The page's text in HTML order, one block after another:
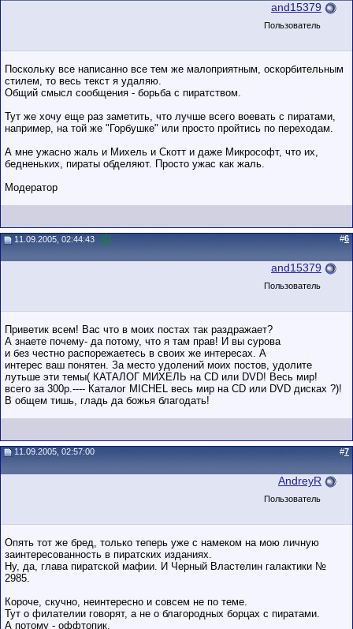
and15379
Пользователь
Поскольку все написанно все тем же малоприятным, оскорбительным
стилем, то весь текст я удаляю.
Общий смысл сообщения - борьба с пиратством.
Тут же хочу еще раз заметить, что лучше всего воевать с пиратами,
например, на той же "Горбушке" или просто пройтись по переходам.
А мне ужасно жаль и Михель и Скотт и даже Микрософт, что их,
бедненьких, пираты обделяют. Просто ужас как жаль.
Модератор
11.09.2005, 02:44:43 #6
and15379
Пользователь
Приветик всем! Вас что в моих постах так раздражает?
А знаете почему- да потому, что я там прав! И вы сурова
и без честно распорежаетесь в своих же интересах. А
интерес ваш понятен. За место удолений моих постов, удолите
лутьше эти темы( КАТАЛОГ МИХЕЛЬ на СD или DVD! Весь мир!
всего за 300р.---- Каталог MICHEL весь мир на CD или DVD дисках ?)!
В общем тишь, гладь да божья благодать!
11.09.2005, 02:57:00 #7
AndreyR
Пользователь
Опять тот же бред, только теперь уже с намеком на мою личную
заинтересованность в пиратских изданиях.
Ну, да, глава пиратской мафии. И Черный Властелин галактики №
2985.
Короче, скучно, неинтересно и совсем не по теме.
Тут о филателии говорят, а не о благородных борцах с пиратами.
А потому - оффтопик.